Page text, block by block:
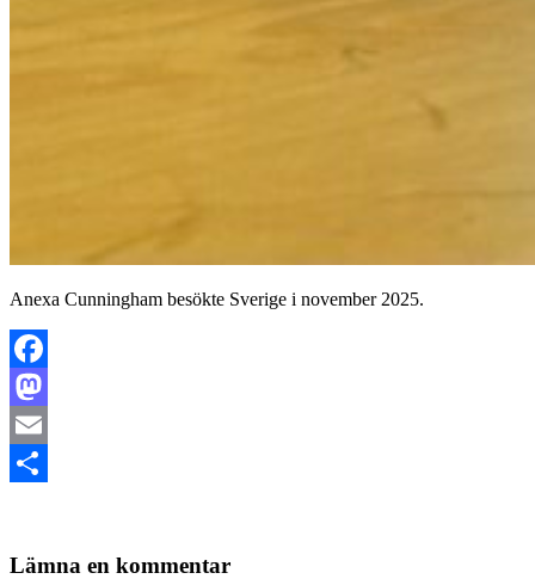
Anexa Cunningham besökte Sverige i november 2025.
Facebook
Mastodon
Email
Lämna en kommentar